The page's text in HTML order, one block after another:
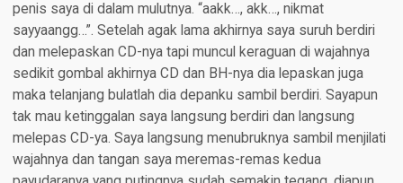
penis saya di dalam mulutnya. “aakk…, akk…, nikmat
sayyaangg…”. Setelah agak lama akhirnya saya suruh berdiri
dan melepaskan CD-nya tapi muncul keraguan di wajahnya
sedikit gombal akhirnya CD dan BH-nya dia lepaskan juga
maka telanjang bulatlah dia depanku sambil berdiri. Sayapun
tak mau ketinggalan saya langsung berdiri dan langsung
melepas CD-ya. Saya langsung menubruknya sambil menjilati
wajahnya dan tangan saya meremas-remas kedua